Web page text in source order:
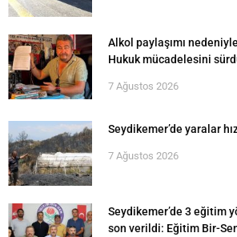
Alkol paylaşımı
Hukuk mücadelesini
7 Ağustos 2026
Seydikemer’de yaralar
7 Ağustos 2026
Seydikemer’de 3 eğitim
son verildi: Eğitim Bir-